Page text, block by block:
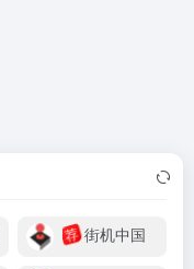
荐 街机中国